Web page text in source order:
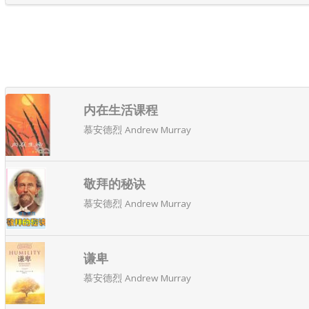
内在生活课程
慕安德烈 Andrew Murray
敬拜的秘诀
慕安德烈 Andrew Murray
谦卑
慕安德烈 Andrew Murray